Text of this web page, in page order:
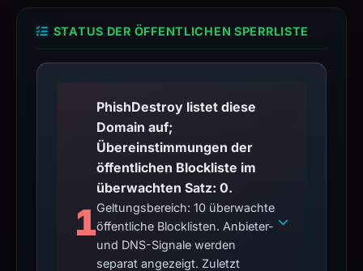
STATUS DER ÖFFENTLICHEN SPERRLISTE
1
PhishDestroy listet diese
Domain auf;
Übereinstimmungen der
öffentlichen Blockliste im
überwachten Satz: 0.
Geltungsbereich: 10 überwachte
öffentliche Blocklisten. Anbieter-
und DNS-Signale werden
separat angezeigt. Zuletzt